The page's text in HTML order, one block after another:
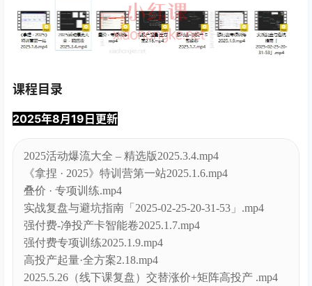
课程目录
2025年8月19日更新
2025活动爆流大全 – 精选版2025.3.4.mp4
《拿捏 · 2025》特训营第一站2025.1.6.mp4
叠价 · 专项训练.mp4
实战复盘与避坑指南「2025-02-25-20-31-53」.mp4
强付费-净投产卡智能卷2025.1.7.mp4
强付费专项训练2025.1.9.mp4
高投产起量·全方案2.18.mp4
2025.5.26（线下课复盘）交替涨价+矩阵高投产 .mp4